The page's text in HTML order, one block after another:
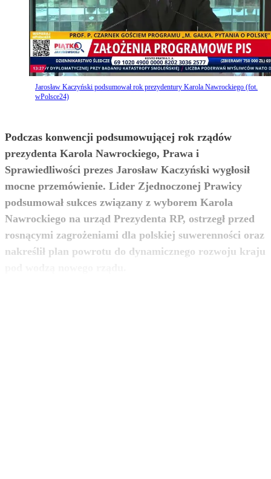
Jarosław Kaczyński podsumował rok prezydentury Karola Nawrockiego (fot.
wPolsce24)
Podczas konwencji podsumowującej rok rządów
prezydenta Karola Nawrockiego, Prawa i
Sprawiedliwości prezes Jarosław Kaczyński wygłosił
mocne przemówienie. Lider Zjednoczonej Prawicy
podsumował sukces związany z wyborem Karola
Nawrockiego na urząd Prezydenta RP, ostrzegł przed
rosnącymi zagrożeniami dla polskiej suwerenności oraz
nakreślił plan powrotu do dynamicznego rozwoju kraju
zobacz więcej